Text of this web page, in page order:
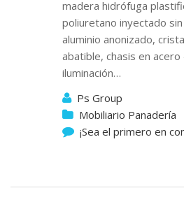
madera hidrófuga
poliuretano inyectado
aluminio anonizado,
abatible, chasis en
iluminación…
Ps Group
Mobiliario Panadería
¡Sea el primero en